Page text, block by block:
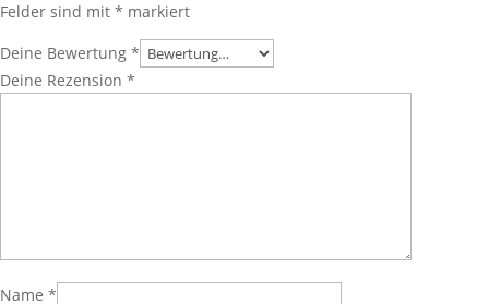
Felder sind mit * markiert
Deine Bewertung *
Deine Rezension *
Name *